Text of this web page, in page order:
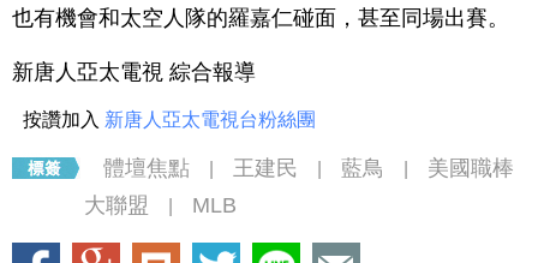
也有機會和太空人隊的羅嘉仁碰面，甚至同場出賽。
新唐人亞太電視 綜合報導
按讚加入 新唐人亞太電視台粉絲團
體壇焦點 王建民 藍鳥
美國職棒
大聯盟
MLB